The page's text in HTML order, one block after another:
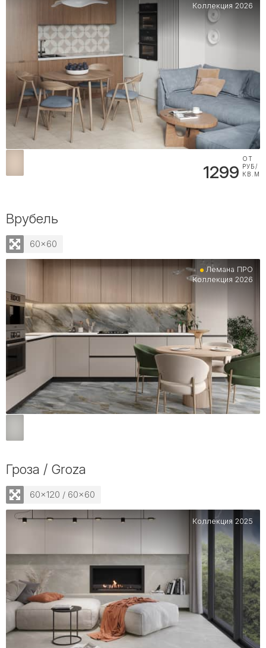
Коллекция 2026
1299
ОТ
РУБ/
КВ.М
Врубель
60x60
Лемана ПРО
Коллекция 2026
Гроза / Groza
60x120 / 60x60
Коллекция 2025